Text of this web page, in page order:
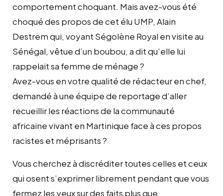
comportement choquant. Mais avez-vous été
choqué des propos de cet élu UMP, Alain
Destrem qui, voyant Ségolène Royal en visite au
Sénégal, vêtue d’un boubou, a dit qu’elle lui
rappelait sa femme de ménage ?
Avez-vous en votre qualité de rédacteur en chef,
demandé à une équipe de reportage d’aller
recueillir les réactions de la communauté
africaine vivant en Martinique face à ces propos
racistes et méprisants ?
Vous cherchez à discréditer toutes celles et ceux
qui osent s’exprimer librement pendant que vous
fermez les yeux sur des faits plus que